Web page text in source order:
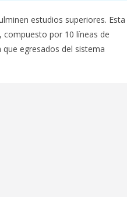
estudios superiores. Esta
compuesto por 10 líneas de
egresados del sistema